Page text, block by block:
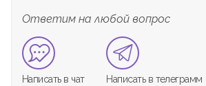
Ответим на любой вопрос
Написать в чат Написать в телеграмм